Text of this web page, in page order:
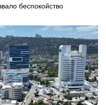
беспокойство